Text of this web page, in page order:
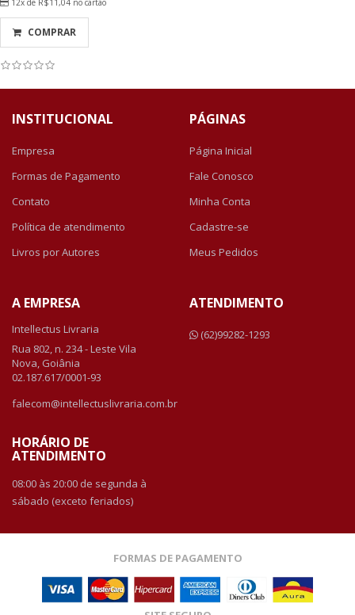
12x de R$11,04 no cartão
COMPRAR
INSTITUCIONAL
Empresa
Formas de Pagamento
Contato
Política de atendimento
Livros por Autores
PÁGINAS
Página Inicial
Fale Conosco
Minha Conta
Cadastre-se
Meus Pedidos
A EMPRESA
Intellectus Livraria
Rua 802, n. 234 - Leste Vila
Nova, Goiânia
02.187.617/0001-93
falecom@intellectuslivraria.com.br
HORÁRIO DE
ATENDIMENTO
08:00 às 20:00 de segunda à
sábado (exceto feriados)
ATENDIMENTO
(62)99282-1293
FORMAS DE PAGAMENTO